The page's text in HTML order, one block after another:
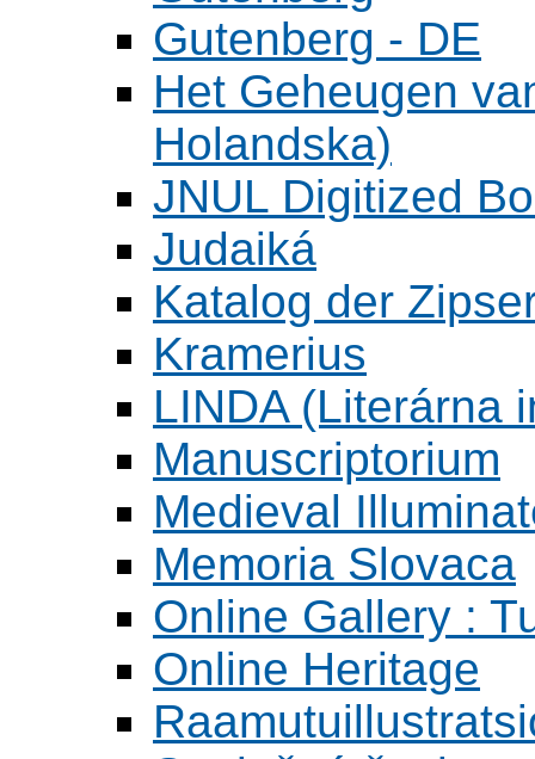
Gutenberg - DE
Het Geheugen
Holandska)
JNUL Digitized
Judaiká
Katalog der
Kramerius
LINDA (Literárna
Manuscriptorium
Medieval
Memoria Slovaca
Online Gallery :
Online Heritage